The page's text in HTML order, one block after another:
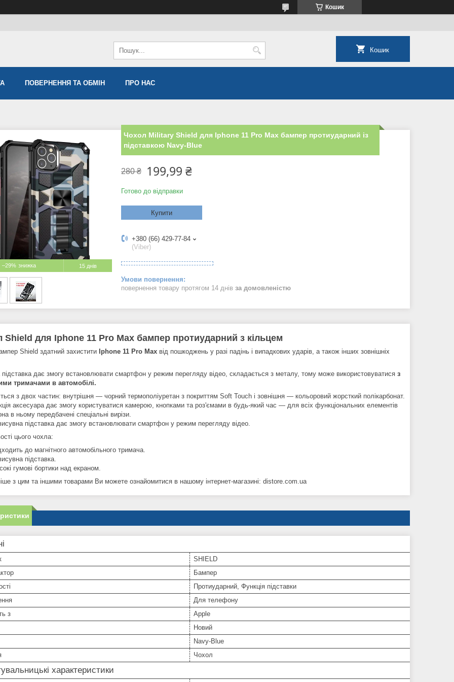
Кошик
Кошик
ПОВЕРНЕННЯ ТА ОБМІН ПРО НАС
–29% 15 днів
Чохол Military Shield для Iphone 11 Pro Max бампер протиударний із
підставкою Navy-Blue
280 ₴ 199,99 ₴
Готово до відправки
Купити
+380 (66) 429-77-84
(Viber)
повернення товару протягом 14 днів за домовленістю
Shield для Iphone 11 Pro Max бампер протиударний з кільцем
Shield здатний захистити Iphone 11 Pro Max від пошкоджень у разі падінь і випадкових ударів, а також інших зовнішніх
дає змогу встановлювати смартфон у режим перегляду відео, складається з металу, тому може використовуватися з
тримачами в автомобілі.
з двох частин: внутрішня — чорний термополіуретан з покриттям Soft Touch і зовнішня — кольоровий жорсткий полікарбонат.
аксесуара дає змогу користуватися камерою, кнопками та роз'ємами в будь-який час — для всіх функціональних елементів
в ньому передбачені спеціальні вирізи.
підставка дає змогу встановлювати смартфон у режим перегляду відео.
цього чохла:
до магнітного автомобільного тримача.
підставка.
гумові бортики над екраном.
з цим та іншими товарами Ви можете ознайомитися в нашому інтернет-магазині: distore.com.ua
SHIELD
Бампер
Протиударний, Функція підставки
Для телефону
з
Apple
Новий
Navy-Blue
Чохол
характеристики